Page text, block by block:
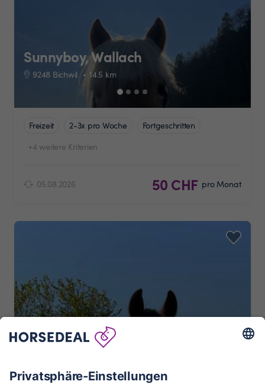
Sunnyboy, Wallach
9248 Bichwil 14.5 km
Freizeit 2-3x pro Woche
Fortgeschritten
+4 weitere Kriterien
05.08.2026 50 CHF pro Monat
Quatro, Wallach
9248 Bichwil 14.6km